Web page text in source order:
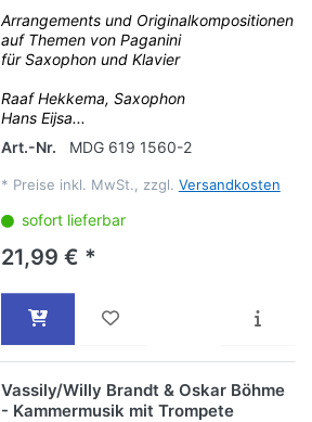
Arrangements und Originalkompositionen
auf Themen von Paganini
für Saxophon und Klavier
Raaf Hekkema, Saxophon
Hans Eijsa...
Art.-Nr.
MDG 619 1560-2
* Preise inkl. MwSt., zzgl. Versandkosten
sofort lieferbar
21,99 € *
Vassily/Willy Brandt & Oskar Böhme
- Kammermusik mit Trompete